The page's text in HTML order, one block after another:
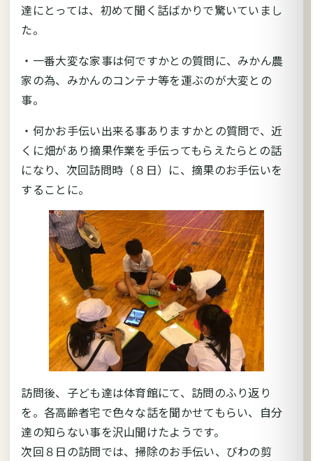
達にとっては、初めて聞く話ばかりで驚いていまし
た。
・一番大変な家事は何ですかとの質問に、みかん農
家の為、みかんのコンテナ等を運ぶのが大変との
事。
・何かお手伝い出来る事ありますかとの質問で、近
くに畑があり摘果作業を手伝ってもらえたらとの話
になり、次回訪問時（８日）に、摘果のお手伝いを
することに。
訪問後、子ども達は体育館にて、訪問のふり返り
を。各高齢者宅で色々な話を聞かせてもらい、自分
達の知らない事を沢山聞けたようです。
次回８日の訪問では、掃除のお手伝い、びわの剪